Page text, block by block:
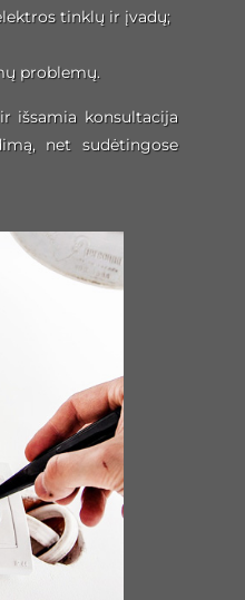
tinklų ir įvadų;
problemų.
išsamia konsultacija
net sudėtingose